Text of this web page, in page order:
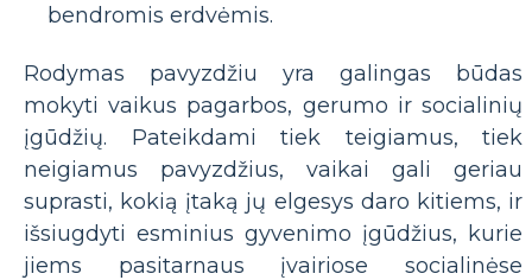
bendromis erdvėmis.
Rodymas pavyzdžiu yra galingas būdas
mokyti vaikus pagarbos, gerumo ir socialinių
įgūdžių. Pateikdami tiek teigiamus, tiek
neigiamus pavyzdžius, vaikai gali geriau
suprasti, kokią įtaką jų elgesys daro kitiems, ir
išsiugdyti esminius gyvenimo įgūdžius, kurie
jiems pasitarnaus įvairiose socialinėse